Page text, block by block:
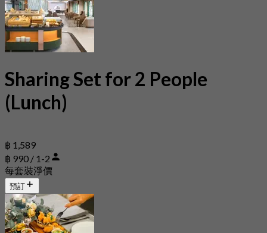
Sharing Set for 2 People
(Lunch)
฿ 1,589
฿ 990 / 1-2
每套裝淨價
預訂